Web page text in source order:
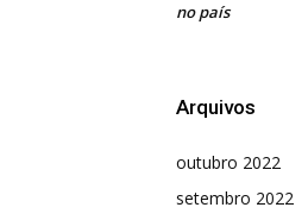
no país
Arquivos
outubro 2022
setembro 2022